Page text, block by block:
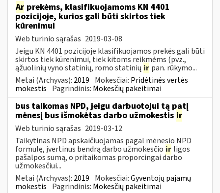
Ar prekėms, klasifikuojamoms KN 4401
pozicijoje, kurios gali būti skirtos tiek
kūrenimui
Web turinio sąrašas 2019-03-08
Jeigu KN 4401 pozicijoje klasifikuojamos prekės gali būti
skirtos tiek kūrenimui, tiek kitoms reikmėms (pvz.,
ąžuolinių vyno statinių, romo statinių ir pan. rūkymo...
Metai (Archyvas): 2019 Mokesčiai: Pridėtinės vertės
mokestis Pagrindinis: Mokesčių pakeitimai
bus taikomas NPD, jeigu darbuotojui tą patį
mėnesį bus išmokėtas darbo užmokestis ir
Web turinio sąrašas 2019-03-12
Taikytinas NPD apskaičiuojamas pagal mėnesio NPD
formulę, įvertinus bendrą darbo užmokesčio ir ligos
pašalpos sumą, o pritaikomas proporcingai darbo
užmokesčiui...
Metai (Archyvas): 2019 Mokesčiai:Gyventojų pajamų
mokestis Pagrindinis: Mokesčių pakeitimai